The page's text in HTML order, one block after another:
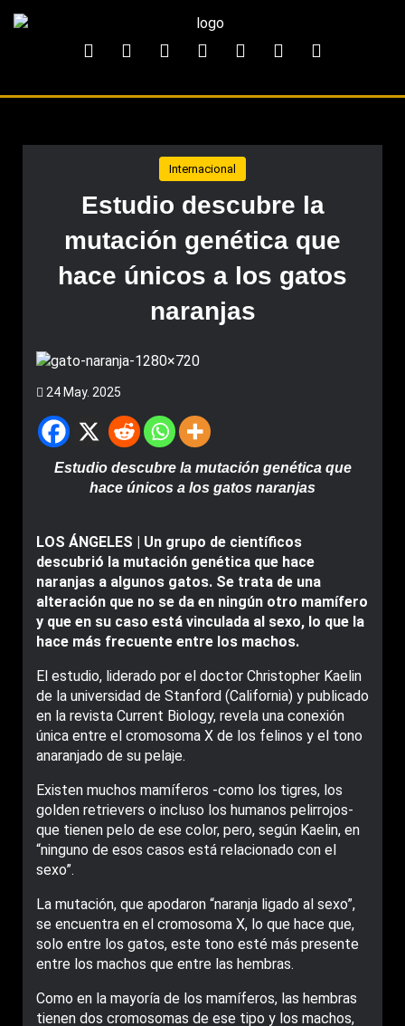
Internacional
Estudio descubre la
mutación genética que
hace únicos a los gatos
naranjas
24 May. 2025
Estudio descubre la mutación genética que
hace únicos a los gatos naranjas
LOS ÁNGELES | Un grupo de científicos
descubrió la mutación genética que hace
naranjas a algunos gatos. Se trata de una
alteración que no se da en ningún otro mamífero
y que en su caso está vinculada al sexo, lo que la
hace más frecuente entre los machos.
El estudio, liderado por el doctor Christopher Kaelin
de la universidad de Stanford (California) y publicado
en la revista Current Biology, revela una conexión
única entre el cromosoma X de los felinos y el tono
anaranjado de su pelaje.
Existen muchos mamíferos -como los tigres, los
golden retrievers o incluso los humanos pelirrojos-
que tienen pelo de ese color, pero, según Kaelin, en
“ninguno de esos casos está relacionado con el
sexo”.
La mutación, que apodaron “naranja ligado al sexo”,
se encuentra en el cromosoma X, lo que hace que,
solo entre los gatos, este tono esté más presente
entre los machos que entre las hembras.
Como en la mayoría de los mamíferos, las hembras
tienen dos cromosomas de ese tipo y los machos,